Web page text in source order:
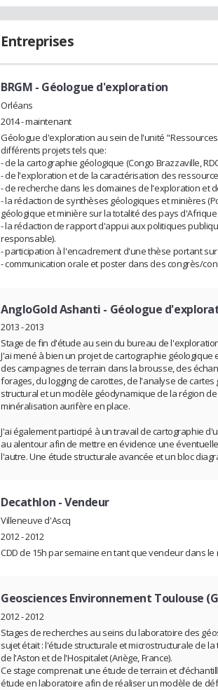
Entreprises
BRGM - Géologue d'exploration
Orléans
2014 - maintenant
Géologue d'exploration au sein de l'unité
différents projets tels que:
- de la cartographie géologique (Congo Brazzaville,
- de l'exploration et de la caractérisation des
- de recherche dans les domaines de l'exploration et
- la rédaction de synthèses géologiques et minières
géologique et minière sur la totalité des pays
- la rédaction de rapport d'appui aux politiques
responsable).
- participation à l'encadrement d'une thèse portant
- communication orale et poster dans des congrès/
AngloGold Ashanti - Géologue
2013 - 2013
Stage de fin d'étude au sein du bureau de
J'ai mené à bien un projet de cartographie géologique
des campagnes de terrain dans la brousse, des
forages, du logging de carottes, de l'analyse de
structural et un modèle géodynamique de la région
minéralisation aurifère en place.
J'ai également participé à un travail de cartographie
au alentour afin de mettre en évidence une
l'autre. Une étude structurale avancée et un bloc
Decathlon - Vendeur
Villeneuve d'Ascq
2012 - 2012
CDD de 15h par semaine en tant que vendeur dans
Geosciences Environnement Toulouse
2012 - 2012
Stages de recherches au seins du laboratoire des
sujet était : l'étude structurale et microstructurale de
de l'Aston et de l'Hospitalet (Ariège, France).
Ce stage comprenait une étude de terrain et
étude en laboratoire afin de réaliser un modèle de